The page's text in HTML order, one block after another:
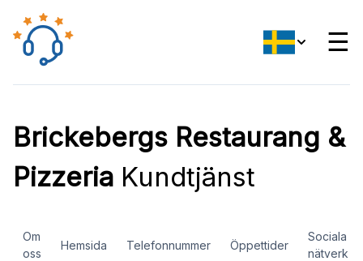
☰
Brickebergs Restaurang &
Pizzeria Kundtjänst
Om
oss
Hemsida Telefonnummer Öppettider
Sociala
nätverk